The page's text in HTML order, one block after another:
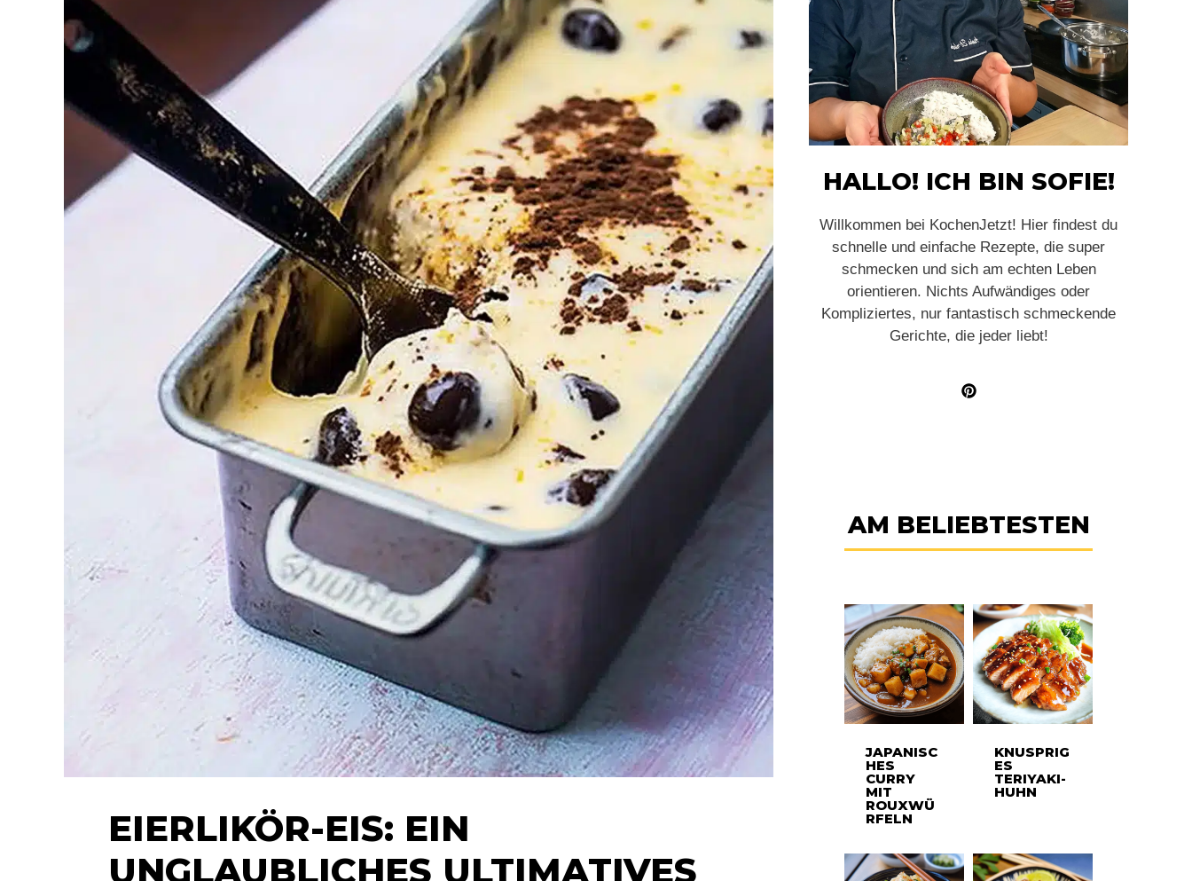
EIERLIKÖR-EIS: EIN
UNGLAUBLICHES ULTIMATIVES
HALLO! ICH BIN SOFIE!
Willkommen bei KochenJetzt! Hier findest du
schnelle und einfache Rezepte, die super
schmecken und sich am echten Leben
orientieren. Nichts Aufwändiges oder
Kompliziertes, nur fantastisch schmeckende
Gerichte, die jeder liebt!
AM BELIEBTESTEN
JAPANISC
HES
CURRY
MIT
ROUXWÜ
RFELN
KNUSPRIG
ES
TERIYAKI-
HUHN